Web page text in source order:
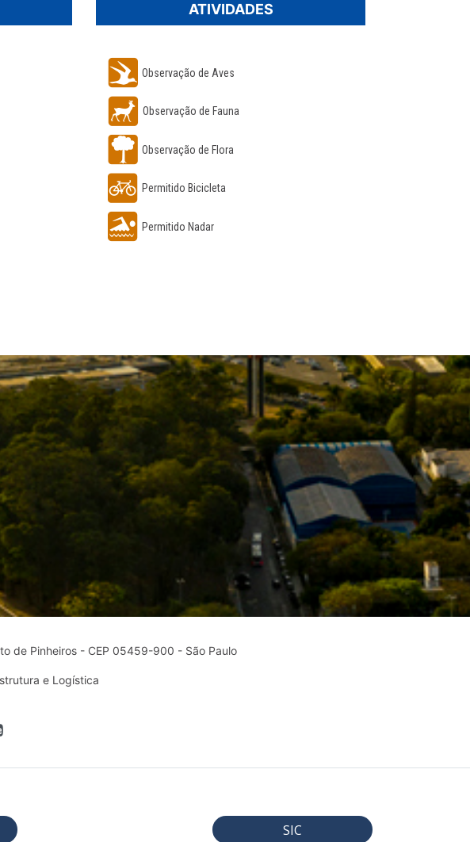
ATIVIDADES
Observação de Aves
Observação de Fauna
Observação de Flora
Permitido Bicicleta
Permitido Nadar
de Pinheiros - CEP 05459-900 - São Paulo
e Logística
SIC